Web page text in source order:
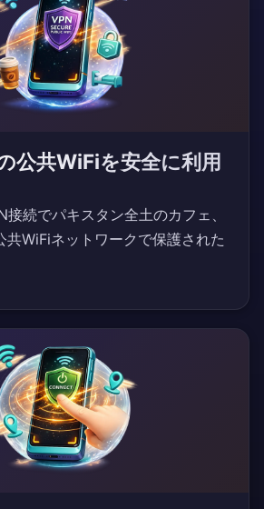
公共WiFiを安全に利用
続でパキスタン全土のカフェ、
共WiFiネットワークで保護された